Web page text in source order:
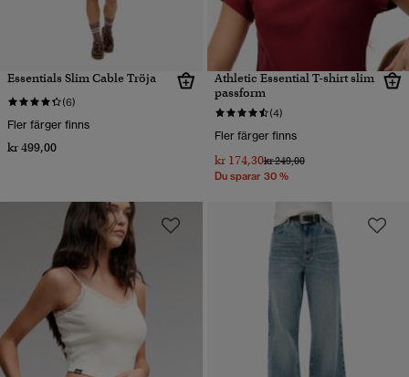
Essentials Slim Cable Tröja
(6)
Fler färger finns
kr 499,00
Athletic Essential T-shirt slim
passform
(4)
Fler färger finns
kr 174,30Pris reducerat från
kr 249,00till
Du sparar 30 %